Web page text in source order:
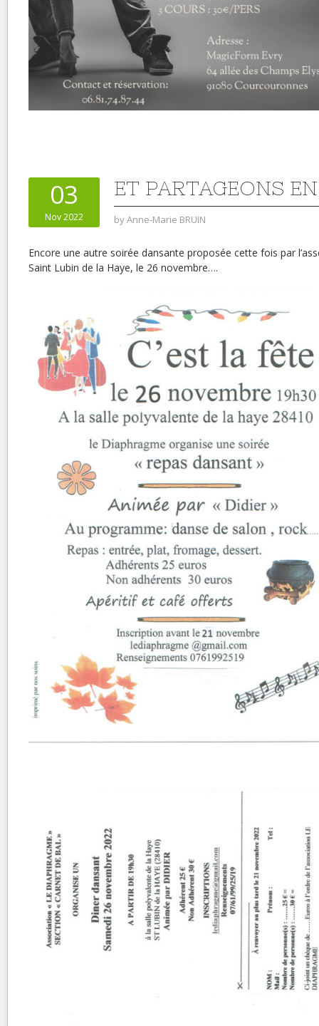
03
Nov 2022
ET PARTAGEONS
byAnne-Marie BRUIN
Encore une autre soirée dansante proposée cette fois par
Saint Lubin de la Haye, le 26 novembre….